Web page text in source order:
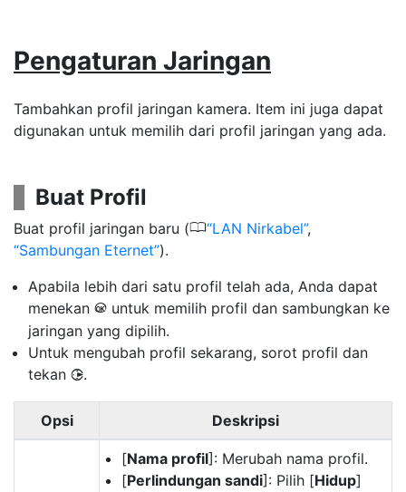
Pengaturan Jaringan
Tambahkan profil jaringan kamera. Item ini juga dapat
digunakan untuk memilih dari profil jaringan yang ada.
Buat Profil
Buat profil jaringan baru (0 LAN Nirkabel ,
Sambungan Eternet ).
Apabila lebih dari satu profil telah ada, Anda dapat
menekan J untuk memilih profil dan sambungkan ke
jaringan yang dipilih.
Untuk mengubah profil sekarang, sorot profil dan
tekan 2.
Opsi Deskripsi
[Nama profil]: Merubah nama profil.
[Perlindungan sandi]: Pilih [Hidup]